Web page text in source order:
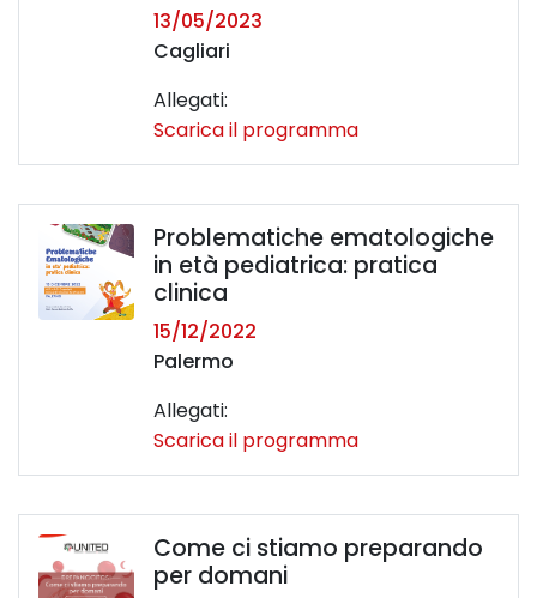
13/05/2023
Cagliari
Allegati:
Scarica il programma
Problematiche ematologiche
in età pediatrica: pratica
clinica
15/12/2022
Palermo
Allegati:
Scarica il programma
Come ci stiamo preparando
per domani